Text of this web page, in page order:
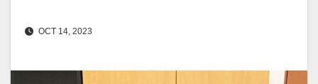
OCT 14, 2023